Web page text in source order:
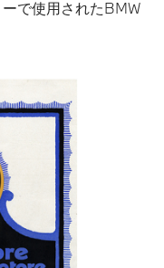
で使用されたBMW